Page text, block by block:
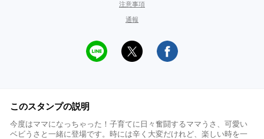
注意事項
通報
このスタンプの説明
今度はママになっちゃった！子育てに日々奮闘するママうさ、可愛い
ベビうさと一緒に登場です。時には辛く大変だけれど、楽しい時を一